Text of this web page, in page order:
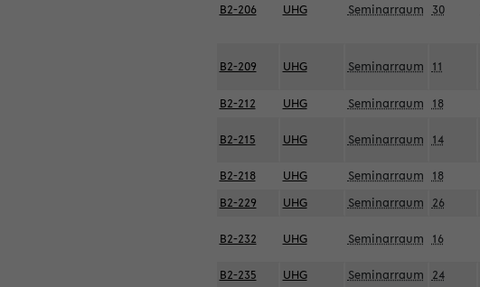
B2-206 UHG Seminarraum 30
B2-209 UHG Seminarraum 11
B2-212 UHG Seminarraum 18
B2-215 UHG Seminarraum 14
B2-218 UHG Seminarraum 18
B2-229
UHG Seminarraum 26
B2-232 UHG Seminarraum 16
B2-235 UHG Seminarraum 24